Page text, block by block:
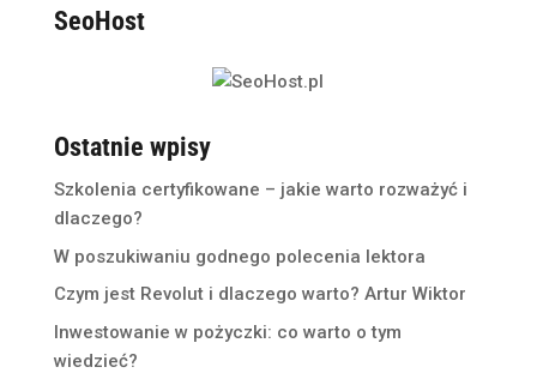
SeoHost
Ostatnie wpisy
Szkolenia certyfikowane – jakie warto rozważyć i
dlaczego?
W poszukiwaniu godnego polecenia lektora
Czym jest Revolut i dlaczego warto? Artur Wiktor
Inwestowanie w pożyczki: co warto o tym
wiedzieć?